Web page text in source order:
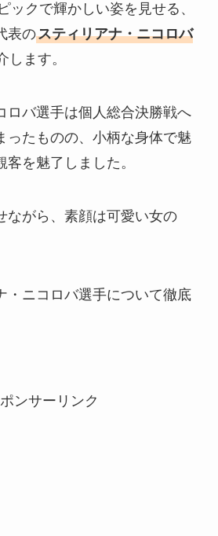
ックで輝かしい姿を見せる、
表のスティリアナ・ニコロバ
します。
ロバ選手は個人総合決勝戦へ
ったものの、小柄な身体で魅
を魅了しました。
ながら、素顔は可愛い女の
・ニコロバ選手について徹底
ンサーリンク